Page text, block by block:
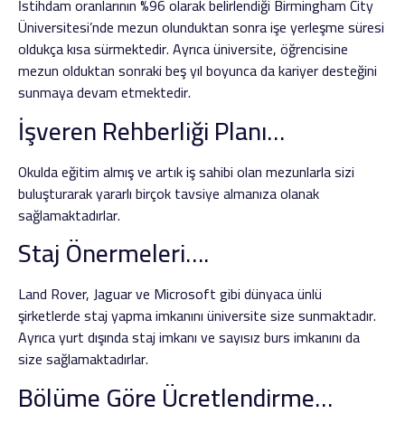
İstihdam oranlarının %96 olarak belirlendiği Birmingham City
Üniversitesi’nde mezun olunduktan sonra işe yerleşme süresi
oldukça kısa sürmektedir. Ayrıca üniversite, öğrencisine
mezun olduktan sonraki beş yıl boyunca da kariyer desteğini
sunmaya devam etmektedir.
İşveren Rehberliği Planı…
Okulda eğitim almış ve artık iş sahibi olan mezunlarla sizi
buluşturarak yararlı birçok tavsiye almanıza olanak
sağlamaktadırlar.
Staj Önermeleri….
Land Rover, Jaguar ve Microsoft gibi dünyaca ünlü
şirketlerde staj yapma imkanını üniversite size sunmaktadır.
Ayrıca yurt dışında staj imkanı ve sayısız burs imkanını da
size sağlamaktadırlar.
Bölüme Göre Ücretlendirme…